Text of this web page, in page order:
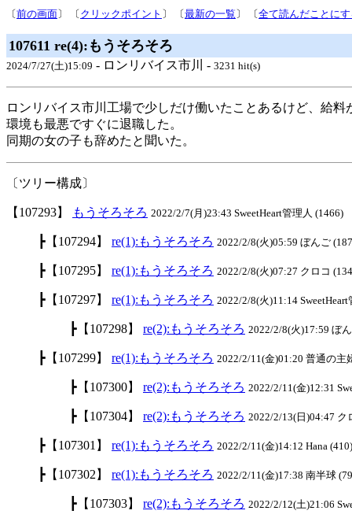
〔前の画面〕 〔 クリックポイント 〕 〔最新の一覧 〕 〔全て読んだことに
107611 re(4):もうそろそろ
2024/7/27(土)15:09 - ロンリバイス市川 - 3231 hit(s)
ロンリバイス市川工場で少しだけ働いたことあるけど、給料
環境も最悪ですぐに退職した。
同期の女の子も辞めたと聞いた。
〔ツリー構成〕
【107293】 もうそろそろ 2022/2/7(月)23:43 SweetHeart管理人 (1466)
┣【107294】 re(1):もうそろそろ 2022/2/8(火)05:59 ぼんご
┣【107295】 re(1):もうそろそろ 2022/2/8(火)07:27 クロコ
┣【107297】 re(1):もうそろそろ 2022/2/8(火)11:14
┣【107298】 re(2):もうそろそろ 2022/2/8(火)17:59 ぼ
┣【107299】 re(1):もうそろそろ 2022/2/11(金)01:20 普通の主
┣【107300】 re(2):もうそろそろ 2022/2/11(金)12:31
┣【107304】 re(2):もうそろそろ 2022/2/13(日)04:47 ク
┣【107301】 re(1):もうそろそろ 2022/2/11(金)14:12 Hana (410)
┣【107302】 re(1):もうそろそろ 2022/2/11(金)17:38 南半球
┣【107303】 re(2):もうそろそろ 2022/2/12(土)21:06